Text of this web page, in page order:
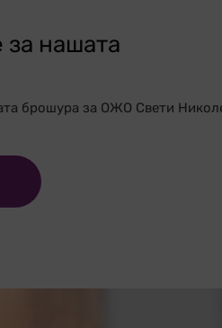
за нашата
брошура за ОЖО Свети